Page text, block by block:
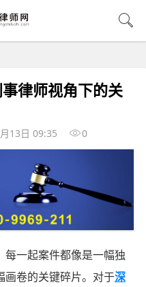
律师视角下的关
13日 09:35 0
一起案件都像是一幅独
画卷的关键碎片。对于深